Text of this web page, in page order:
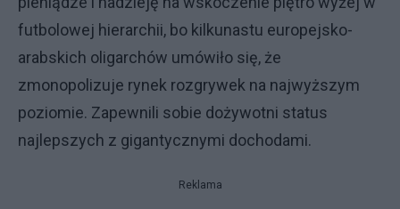
futbolowej hierarchii, bo kilkunastu europejsko-
arabskich oligarchów umówiło się, że
zmonopolizuje rynek rozgrywek na najwyższym
poziomie. Zapewnili sobie dożywotni status
najlepszych z gigantycznymi dochodami.
Reklama